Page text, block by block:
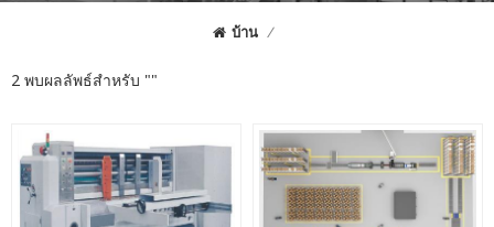
บ้าน /
2 พบผลลัพธ์สำหรับ ""